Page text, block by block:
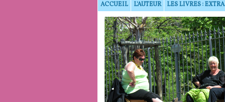
ACCUEIL L'AUTEUR LES LIVRES :